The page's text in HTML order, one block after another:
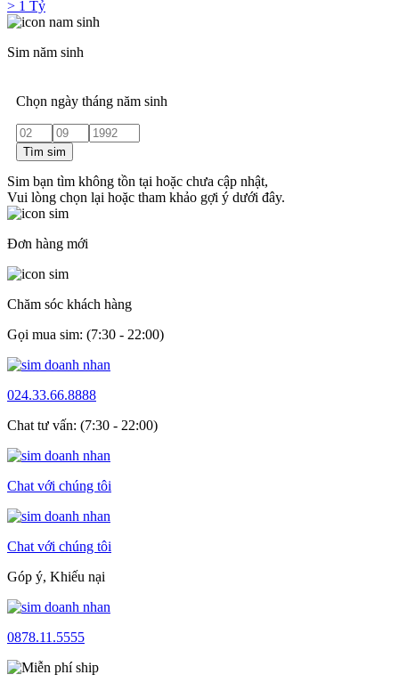
> 1 Tỷ
Sim năm sinh
Chọn ngày tháng năm sinh
Tìm sim
Sim bạn tìm không tồn tại hoặc chưa cập nhật,
Vui lòng chọn lại hoặc tham khảo gợi ý dưới đây.
Đơn hàng mới
Chăm sóc khách hàng
Gọi mua sim: (7:30 - 22:00)
024.33.66.8888
Chat tư vấn: (7:30 - 22:00)
Chat với chúng tôi
Chat với chúng tôi
Góp ý, Khiếu nại
0878.11.5555